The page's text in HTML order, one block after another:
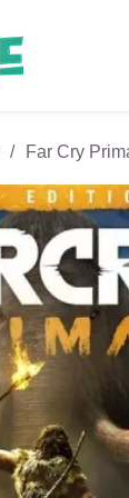
Far Cry